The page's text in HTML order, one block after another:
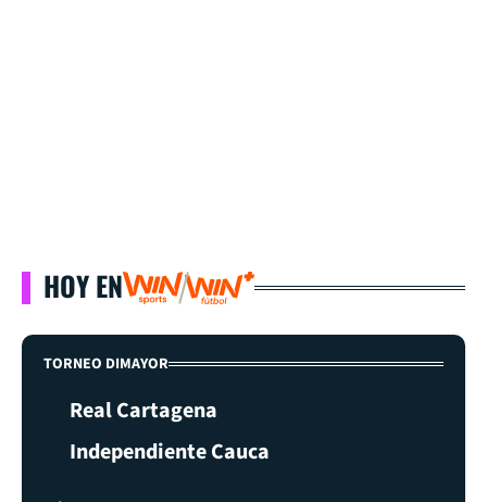
HOY EN
TORNEO DIMAYOR
Real Cartagena
Independiente Cauca